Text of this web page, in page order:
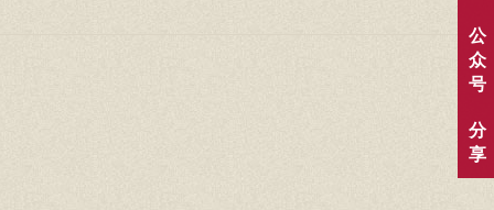
公
众
号
分
享